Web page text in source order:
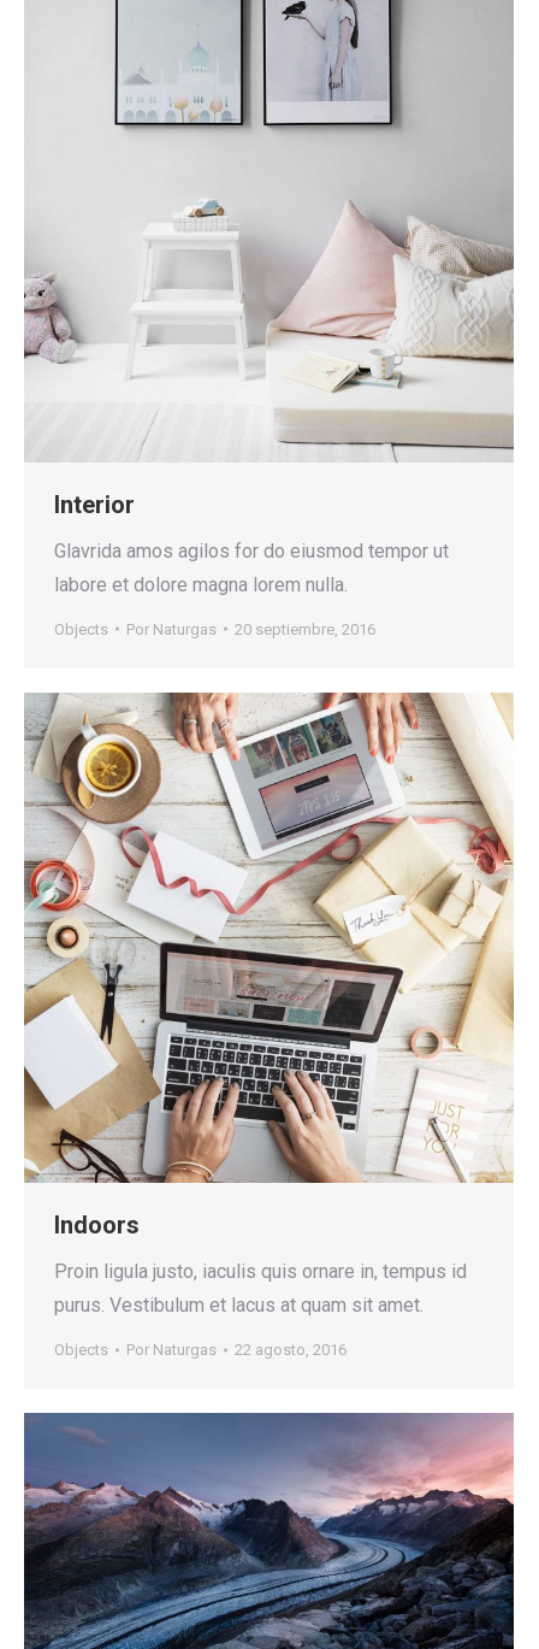
Interior
Glavrida amos agilos for do eiusmod tempor ut
labore et dolore magna lorem nulla.
Objects Por Naturgas 20 septiembre, 2016
Indoors
Proin ligula justo, iaculis quis ornare in, tempus id
purus. Vestibulum et lacus at quam sit amet.
Objects Por Naturgas 22 agosto, 2016